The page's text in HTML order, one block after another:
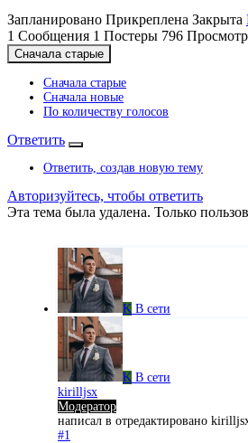
Запланировано Прикреплена Закрыта
1 Сообщения 1 Постеры 796
Сначала старые
Сначала старые
Сначала новые
По количеству голосов
Ответить
Ответить, создав новую тему
Авторизуйтесь, чтобы ответить
Эта тема была удалена. Только
K В сети
K В сети
kirilljsx
Модератор
написал в отредактировано
#1